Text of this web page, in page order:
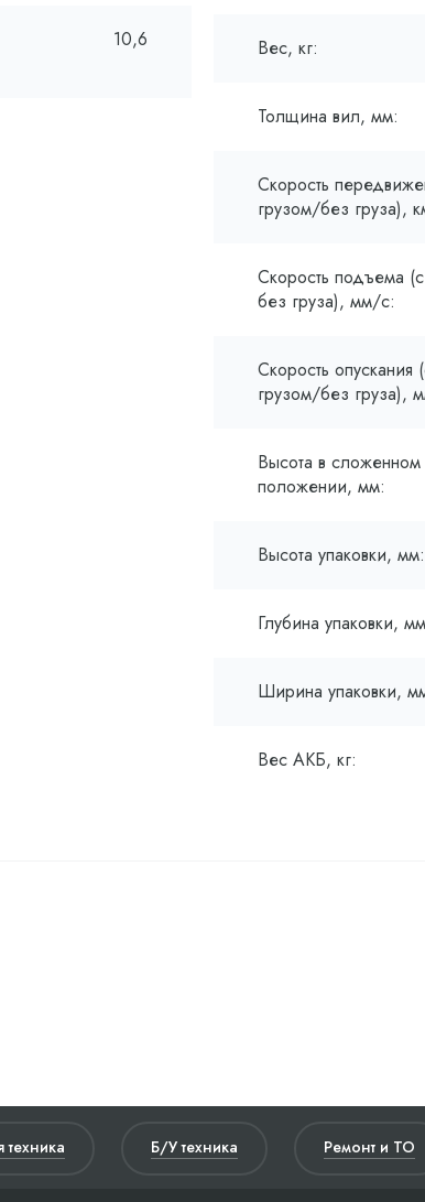
10,6 Вес, кг:
Толщина вил, мм:
Скорость
грузом/без груза),
Скорость подъема
без груза), мм/с:
Скорость опускания
грузом/без груза),
Высота в сложенном
положении, мм:
Высота упаковки, мм:
Глубина упаковки,
Ширина упаковки,
Вес АКБ, кг:
техника Б/У техника Ремонт и ТО